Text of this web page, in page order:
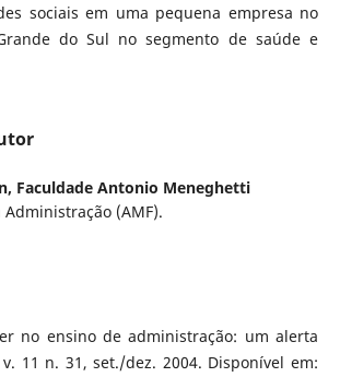
sociais em uma pequena empresa no
do Sul no segmento de saúde e
Faculdade Antonio Meneghetti
(AMF).
no ensino de administração: um alerta
v. 11 n. 31, set./dez. 2004. Disponível em: